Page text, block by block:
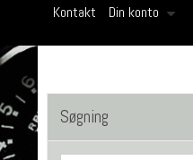
Kontakt
Din konto
Søgning